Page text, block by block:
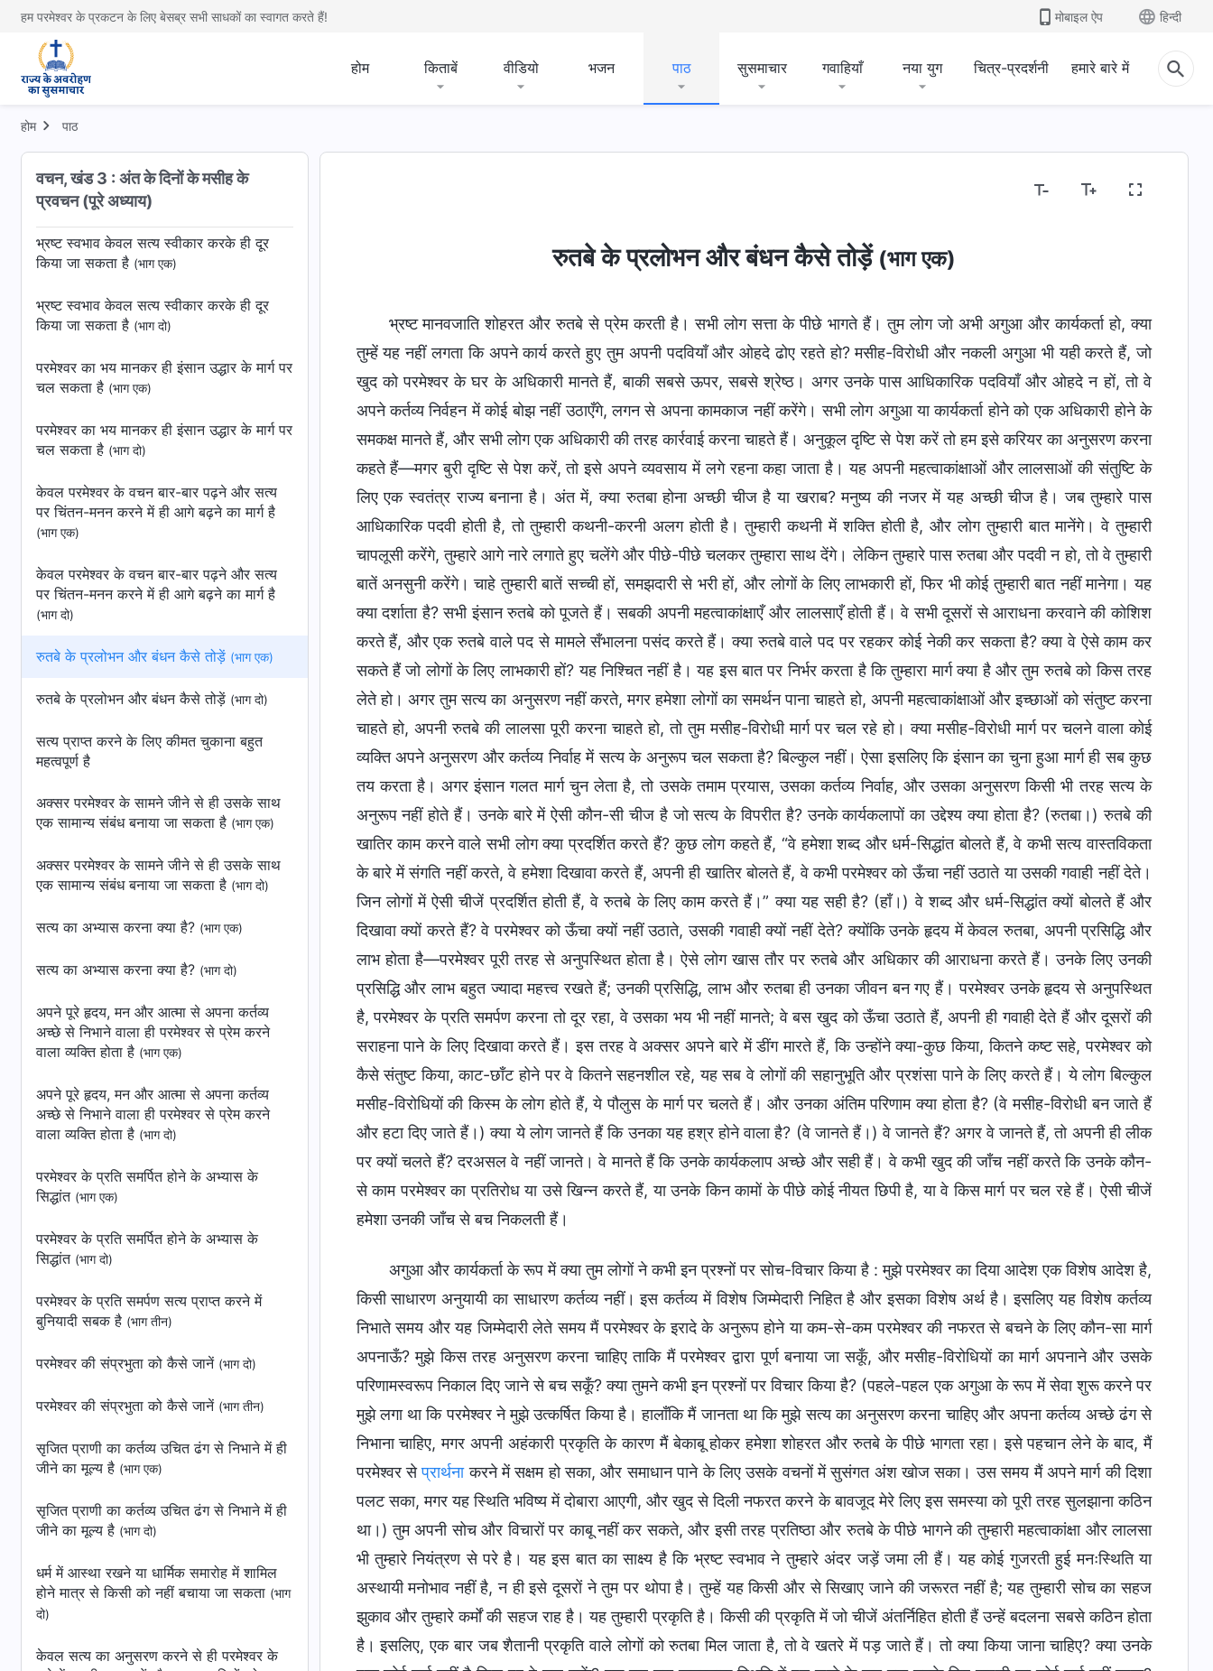
हम परमेश्वर के प्रकटन के लिए बेसब्र सभी साधकों का स्वागत करते हैं! मोबाइल ऐप हिन्दी
होम किताबें वीडियो भजन पाठ सुसमाचार गवाहियाँ नया युग चित्र-प्रदर्शनी हमारे बारे में
होम पाठ
वचन, खंड 3 : अंत के दिनों के मसीह के
प्रवचन (पूरे अध्याय)
वचनों का अभ्यास और अनुभव करना है(भाग एक)
परमेश्वर की प्रबंधन योजना का सर्वाधिक लाभार्थी
मनुष्‍य है(भाग एक)
परमेश्वर की प्रबंधन योजना का सर्वाधिक लाभार्थी
परमेश्वर की प्रबंधन योजना का सर्वाधिक लाभार्थी
मनुष्‍य है(भाग तीन)
भ्रष्‍ट स्‍वभाव केवल सत्य स्वीकार करके ही दूर
किया जा सकता है (भाग एक)
भ्रष्‍ट स्‍वभाव केवल सत्य स्वीकार करके ही दूर
किया जा सकता है (भाग दो)
परमेश्वर का भय मानकर ही इंसान उद्धार के मार्ग पर
चल सकता है (भाग एक)
परमेश्वर का भय मानकर ही इंसान उद्धार के मार्ग पर
चल सकता है (भाग दो)
केवल परमेश्वर के वचन बार-बार पढ़ने और सत्य
पर चिंतन-मनन करने में ही आगे बढ़ने का मार्ग है
(भाग एक)
केवल परमेश्वर के वचन बार-बार पढ़ने और सत्य
पर चिंतन-मनन करने में ही आगे बढ़ने का मार्ग है
(भाग दो)
रुतबे के प्रलोभन और बंधन कैसे तोड़ें (भाग एक)
रुतबे के प्रलोभन और बंधन कैसे तोड़ें (भाग दो)
सत्य प्राप्त करने के लिए कीमत चुकाना बहुत
महत्वपूर्ण है
अक्सर परमेश्वर के सामने जीने से ही उसके साथ
एक सामान्य संबंध बनाया जा सकता है (भाग एक)
अक्सर परमेश्वर के सामने जीने से ही उसके साथ
एक सामान्य संबंध बनाया जा सकता है (भाग दो)
सत्‍य का अभ्‍यास करना क्‍या है? (भाग एक)
सत्‍य का अभ्‍यास करना क्‍या है? (भाग दो)
अपने पूरे हृदय, मन और आत्मा से अपना कर्तव्य
अच्छे से निभाने वाला ही परमेश्वर से प्रेम करने
वाला व्यक्ति होता है (भाग एक)
अपने पूरे हृदय, मन और आत्मा से अपना कर्तव्य
अच्छे से निभाने वाला ही परमेश्वर से प्रेम करने
वाला व्यक्ति होता है (भाग दो)
परमेश्वर के प्रति समर्पित होने के अभ्यास के
सिद्धांत (भाग एक)
परमेश्वर के प्रति समर्पित होने के अभ्यास के
सिद्धांत (भाग दो)
परमेश्वर के प्रति समर्पण सत्‍य प्राप्‍त करने में
बुनियादी सबक है (भाग तीन)
परमेश्वर की संप्रभुता को कैसे जानें (भाग दो)
परमेश्वर की संप्रभुता को कैसे जानें (भाग तीन)
सृजित प्राणी का कर्तव्य उचित ढंग से निभाने में ही
जीने का मूल्य है (भाग एक)
सृजित प्राणी का कर्तव्य उचित ढंग से निभाने में ही
जीने का मूल्य है (भाग दो)
धर्म में आस्था रखने या धार्मिक समारोह में शामिल
होने मात्र से किसी को नहीं बचाया जा सकता (भाग
दो)
केवल सत्य का अनुसरण करने से ही परमेश्वर के
रुतबे के प्रलोभन और बंधन कैसे तोड़ें (भाग एक)
भ्रष्ट मानवजाति शोहरत और रुतबे से प्रेम करती है। सभी लोग सत्ता के पीछे भागते हैं। तुम लोग जो अभी अगुआ और कार्यकर्ता हो, क्या
तुम्हें यह नहीं लगता कि अपने कार्य करते हुए तुम अपनी पदवियाँ और ओहदे ढोए रहते हो? मसीह-विरोधी और नकली अगुआ भी यही करते हैं, जो
खुद को परमेश्वर के घर के अधिकारी मानते हैं, बाकी सबसे ऊपर, सबसे श्रेष्ठ। अगर उनके पास आधिकारिक पदवियाँ और ओहदे न हों, तो वे
अपने कर्तव्य निर्वहन में कोई बोझ नहीं उठाएँगे, लगन से अपना कामकाज नहीं करेंगे। सभी लोग अगुआ या कार्यकर्ता होने को एक अधिकारी होने के
समकक्ष मानते हैं, और सभी लोग एक अधिकारी की तरह कार्रवाई करना चाहते हैं। अनुकूल दृष्टि से पेश करें तो हम इसे करियर का अनुसरण करना
कहते हैं—मगर बुरी दृष्टि से पेश करें, तो इसे अपने व्यवसाय में लगे रहना कहा जाता है। यह अपनी महत्वाकांक्षाओं और लालसाओं की संतुष्टि के
लिए एक स्वतंत्र राज्य बनाना है। अंत में, क्या रुतबा होना अच्छी चीज है या खराब? मनुष्य की नजर में यह अच्छी चीज है। जब तुम्हारे पास
आधिकारिक पदवी होती है, तो तुम्हारी कथनी-करनी अलग होती है। तुम्हारी कथनी में शक्ति होती है, और लोग तुम्हारी बात मानेंगे। वे तुम्हारी
चापलूसी करेंगे, तुम्हारे आगे नारे लगाते हुए चलेंगे और पीछे-पीछे चलकर तुम्हारा साथ देंगे। लेकिन तुम्हारे पास रुतबा और पदवी न हो, तो वे तुम्हारी
बातें अनसुनी करेंगे। चाहे तुम्हारी बातें सच्ची हों, समझदारी से भरी हों, और लोगों के लिए लाभकारी हों, फिर भी कोई तुम्हारी बात नहीं मानेगा। यह
क्या दर्शाता है? सभी इंसान रुतबे को पूजते हैं। सबकी अपनी महत्वाकांक्षाएँ और लालसाएँ होती हैं। वे सभी दूसरों से आराधना करवाने की कोशिश
करते हैं, और एक रुतबे वाले पद से मामले सँभालना पसंद करते हैं। क्या रुतबे वाले पद पर रहकर कोई नेकी कर सकता है? क्या वे ऐसे काम कर
सकते हैं जो लोगों के लिए लाभकारी हों? यह निश्चित नहीं है। यह इस बात पर निर्भर करता है कि तुम्हारा मार्ग क्या है और तुम रुतबे को किस तरह
लेते हो। अगर तुम सत्य का अनुसरण नहीं करते, मगर हमेशा लोगों का समर्थन पाना चाहते हो, अपनी महत्वाकांक्षाओं और इच्छाओं को संतुष्ट करना
चाहते हो, अपनी रुतबे की लालसा पूरी करना चाहते हो, तो तुम मसीह-विरोधी मार्ग पर चल रहे हो। क्या मसीह-विरोधी मार्ग पर चलने वाला कोई
व्यक्ति अपने अनुसरण और कर्तव्य निर्वाह में सत्य के अनुरूप चल सकता है? बिल्कुल नहीं। ऐसा इसलिए कि इंसान का चुना हुआ मार्ग ही सब कुछ
तय करता है। अगर इंसान गलत मार्ग चुन लेता है, तो उसके तमाम प्रयास, उसका कर्तव्य निर्वाह, और उसका अनुसरण किसी भी तरह सत्य के
अनुरूप नहीं होते हैं। उनके बारे में ऐसी कौन-सी चीज है जो सत्य के विपरीत है? उनके कार्यकलापों का उद्देश्य क्या होता है? (रुतबा।) रुतबे की
खातिर काम करने वाले सभी लोग क्या प्रदर्शित करते हैं? कुछ लोग कहते हैं, “वे हमेशा शब्द और धर्म-सिद्धांत बोलते हैं, वे कभी सत्य वास्तविकता
के बारे में संगति नहीं करते, वे हमेशा दिखावा करते हैं, अपनी ही खातिर बोलते हैं, वे कभी परमेश्वर को ऊँचा नहीं उठाते या उसकी गवाही नहीं देते।
जिन लोगों में ऐसी चीजें प्रदर्शित होती हैं, वे रुतबे के लिए काम करते हैं।” क्या यह सही है? (हाँ।) वे शब्द और धर्म-सिद्धांत क्यों बोलते हैं और
दिखावा क्यों करते हैं? वे परमेश्वर को ऊँचा क्यों नहीं उठाते, उसकी गवाही क्यों नहीं देते? क्योंकि उनके हृदय में केवल रुतबा, अपनी प्रसिद्धि और
लाभ होता है—परमेश्वर पूरी तरह से अनुपस्थित होता है। ऐसे लोग खास तौर पर रुतबे और अधिकार की आराधना करते हैं। उनके लिए उनकी
प्रसिद्धि और लाभ बहुत ज्यादा महत्त्व रखते हैं; उनकी प्रसिद्धि, लाभ और रुतबा ही उनका जीवन बन गए हैं। परमेश्वर उनके हृदय से अनुपस्थित
है, परमेश्वर के प्रति समर्पण करना तो दूर रहा, वे उसका भय भी नहीं मानते; वे बस खुद को ऊँचा उठाते हैं, अपनी ही गवाही देते हैं और दूसरों की
सराहना पाने के लिए दिखावा करते हैं। इस तरह वे अक्सर अपने बारे में डींग मारते हैं, कि उन्होंने क्या-कुछ किया, कितने कष्ट सहे, परमेश्वर को
कैसे संतुष्ट किया, काट-छाँट होने पर वे कितने सहनशील रहे, यह सब वे लोगों की सहानुभूति और प्रशंसा पाने के लिए करते हैं। ये लोग बिल्कुल
मसीह-विरोधियों की किस्म के लोग होते हैं, ये पौलुस के मार्ग पर चलते हैं। और उनका अंतिम परिणाम क्या होता है? (वे मसीह-विरोधी बन जाते हैं
और हटा दिए जाते हैं।) क्या ये लोग जानते हैं कि उनका यह हश्र होने वाला है? (वे जानते हैं।) वे जानते हैं? अगर वे जानते हैं, तो अपनी ही लीक
पर क्यों चलते हैं? दरअसल वे नहीं जानते। वे मानते हैं कि उनके कार्यकलाप अच्छे और सही हैं। वे कभी खुद की जाँच नहीं करते कि उनके कौन-
से काम परमेश्वर का प्रतिरोध या उसे खिन्न करते हैं, या उनके किन कामों के पीछे कोई नीयत छिपी है, या वे किस मार्ग पर चल रहे हैं। ऐसी चीजें
हमेशा उनकी जाँच से बच निकलती हैं।
अगुआ और कार्यकर्ता के रूप में क्या तुम लोगों ने कभी इन प्रश्नों पर सोच-विचार किया है : मुझे परमेश्वर का दिया आदेश एक विशेष आदेश है,
किसी साधारण अनुयायी का साधारण कर्तव्य नहीं। इस कर्तव्य में विशेष जिम्मेदारी निहित है और इसका विशेष अर्थ है। इसलिए यह विशेष कर्तव्य
निभाते समय और यह जिम्मेदारी लेते समय मैं परमेश्वर के इरादे के अनुरूप होने या कम-से-कम परमेश्वर की नफरत से बचने के लिए कौन-सा मार्ग
अपनाऊँ? मुझे किस तरह अनुसरण करना चाहिए ताकि मैं परमेश्वर द्वारा पूर्ण बनाया जा सकूँ, और मसीह-विरोधियों का मार्ग अपनाने और उसके
परिणामस्वरूप निकाल दिए जाने से बच सकूँ? क्या तुमने कभी इन प्रश्नों पर विचार किया है? (पहले-पहल एक अगुआ के रूप में सेवा शुरू करने पर
मुझे लगा था कि परमेश्वर ने मुझे उत्कर्षित किया है। हालाँकि मैं जानता था कि मुझे सत्य का अनुसरण करना चाहिए और अपना कर्तव्य अच्छे ढंग से
निभाना चाहिए, मगर अपनी अहंकारी प्रकृति के कारण मैं बेकाबू होकर हमेशा शोहरत और रुतबे के पीछे भागता रहा। इसे पहचान लेने के बाद, मैं
परमेश्वर सेप्रार्थनाकरने में सक्षम हो सका, और समाधान पाने के लिए उसके वचनों में सुसंगत अंश खोज सका। उस समय मैं अपने मार्ग की दिशा
पलट सका, मगर यह स्थिति भविष्य में दोबारा आएगी, और खुद से दिली नफरत करने के बावजूद मेरे लिए इस समस्या को पूरी तरह सुलझाना कठिन
था।) तुम अपनी सोच और विचारों पर काबू नहीं कर सकते, और इसी तरह प्रतिष्ठा और रुतबे के पीछे भागने की तुम्हारी महत्वाकांक्षा और लालसा
भी तुम्हारे नियंत्रण से परे है। यह इस बात का साक्ष्य है कि भ्रष्ट स्वभाव ने तुम्हारे अंदर जड़ें जमा ली हैं। यह कोई गुजरती हुई मनःस्थिति या
अस्थायी मनोभाव नहीं है, न ही इसे दूसरों ने तुम पर थोपा है। तुम्हें यह किसी और से सिखाए जाने की जरूरत नहीं है; यह तुम्हारी सोच का सहज
झुकाव और तुम्हारे कर्मों की सहज राह है। यह तुम्हारी प्रकृति है। किसी की प्रकृति में जो चीजें अंतर्निहित होती हैं उन्हें बदलना सबसे कठिन होता
है। इसलिए, एक बार जब शैतानी प्रकृति वाले लोगों को रुतबा मिल जाता है, तो वे खतरे में पड़ जाते हैं। तो क्या किया जाना चाहिए? क्या उनके